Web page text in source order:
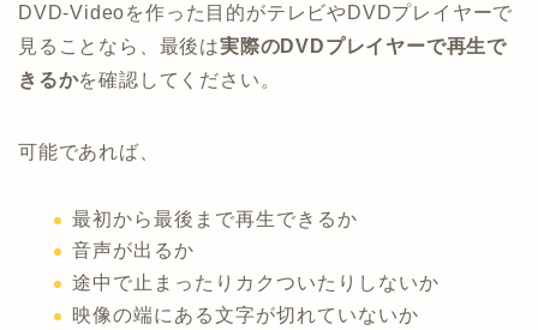
DVD-Videoを作った目的がテレビやDVDプレイヤーで
見ることなら、最後は実際のDVDプレイヤーで再生で
きるかを確認してください。
可能であれば、
最初から最後まで再生できるか
音声が出るか
途中で止まったりカクついたりしないか
映像の端にある文字が切れていないか